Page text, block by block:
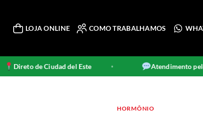
LOJA ONLINE COMO TRABALHAMOS
Direto de Ciudad del Este Atendimento pelo
HORMÔNIO